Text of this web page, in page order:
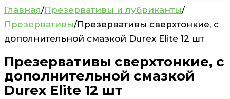
Главная/Презервативы и лубриканты/
Презервативы/Презервативы сверхтонкие, с
дополнительной смазкой Durex Elite 12 шт
Презервативы сверхтонкие, с
дополнительной смазкой
Durex Elite 12 шт